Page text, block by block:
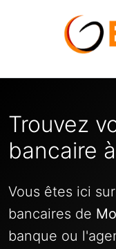
Trouvez
bancaire
Vous êtes ici
bancaires de
banque ou